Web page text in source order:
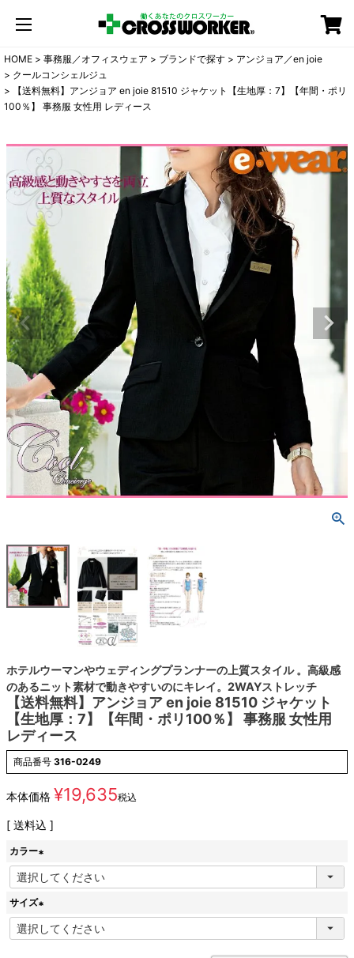
カート
HOME 事務服／オフィスウェア ブランドで探す
アンジョア／en joie
クールコンシェルジュ
【送料無料】アンジョア en joie 81510 ジャケット【生地厚：7】【年間・ポリ
100％】 事務服 女性用 レディース
ホテルウーマンやウェディングプランナーの上質スタイル 。高級感
のあるニット素材で動きやすいのにキレイ。2WAYストレッチ
【送料無料】アンジョア en joie 81510 ジャケット
【生地厚：7】【年間・ポリ100％】 事務服 女性用
レディース
商品番号 316-0249
本体価格 ¥19,635税込
送料込
カラー
(
必
須
)
サイズ
(
必